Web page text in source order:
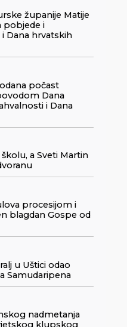
županije Matije
pobjede i
Dana hrvatskih
počast
Dana
i Dana
a Sveti Martin
procesijom i
blagdan Gospe od
u Uštici odao
Samudaripena
nadmetanja
klupskog